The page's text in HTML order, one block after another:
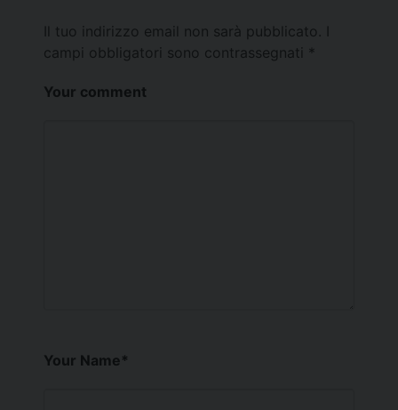
Il tuo indirizzo email non sarà pubblicato.
campi obbligatori sono contrassegnati *
Your comment
Your Name*